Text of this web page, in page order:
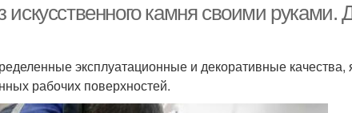
камня своими руками.
эксплуатационные и декоративные
рабочих поверхностей.